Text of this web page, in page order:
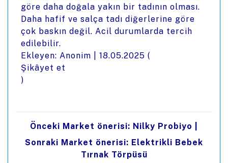
göre daha doğala yakın bir tadının olması.
Daha hafif ve salça tadı diğerlerine göre
çok baskın değil. Acil durumlarda tercih
edilebilir.
Ekleyen: Anonim | 18.05.2025 (
Şikâyet et
)
Önceki Market önerisi: Nilky Probiyo
Sonraki Market önerisi: Elektrikli Bebek
Tırnak Törpüsü